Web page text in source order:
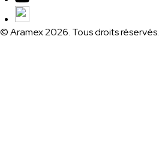
© Aramex 2026. Tous droits réservés.